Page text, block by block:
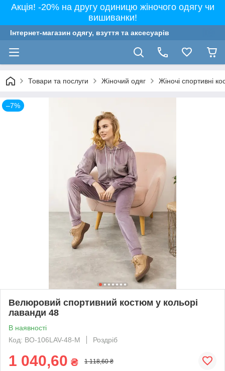
Акція! -20% на другу одиницю жіночого одягу чи
вишиванки!
Інтернет-магазин одягу, взуття та аксесуарів
Товари та послуги Жіночий одяг Жіночі спортивні
–7%
Велюровий спортивний костюм у кольорі
лаванди 48
В наявності
Код: BO-106LAV-48-M
Роздріб
1 040,60 ₴ 1 118,60 ₴